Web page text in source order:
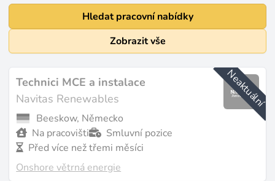
Hledat pracovní nabídky
Zobrazit vše
Neaktuální
Technici MCE a instalace
Navitas Renewables
Beeskow, Německo
Na pracovišti
Smluvní pozice
Před více než třemi měsíci
Onshore větrná energie